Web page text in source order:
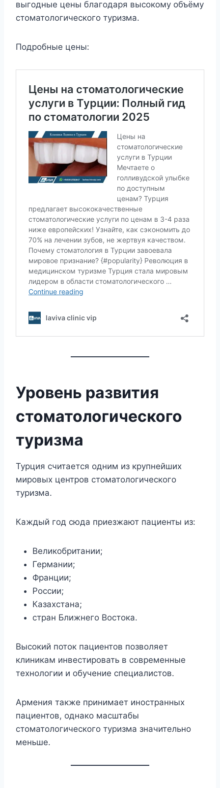
выгодные цены благодаря высокому объёму
стоматологического туризма.
Подробные цены:
Уровень развития
стоматологического
туризма
Турция считается одним из крупнейших
мировых центров стоматологического
туризма.
Каждый год сюда приезжают пациенты из:
Великобритании;
Германии;
Франции;
России;
Казахстана;
стран Ближнего Востока.
Высокий поток пациентов позволяет
клиникам инвестировать в современные
технологии и обучение специалистов.
Армения также принимает иностранных
пациентов, однако масштабы
стоматологического туризма значительно
меньше.